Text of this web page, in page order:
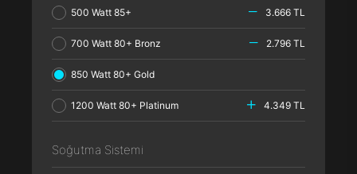
500 Watt 85+ 3.666 TL
700 Watt 80+ Bronz 2.796 TL
850 Watt 80+ Gold
1200 Watt 80+ Platinum 4.349 TL
Soğutma Sistemi